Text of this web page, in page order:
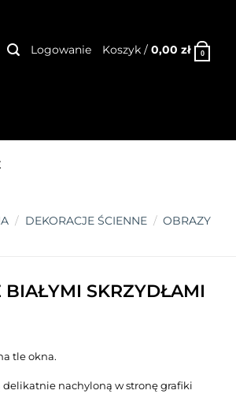
Logowanie Koszyk / 0,00 zł 0
/ DEKORACJE ŚCIENNE / OBRAZY
SKRZYDŁAMI
tle okna.
delikatnie nachyloną w stronę grafiki